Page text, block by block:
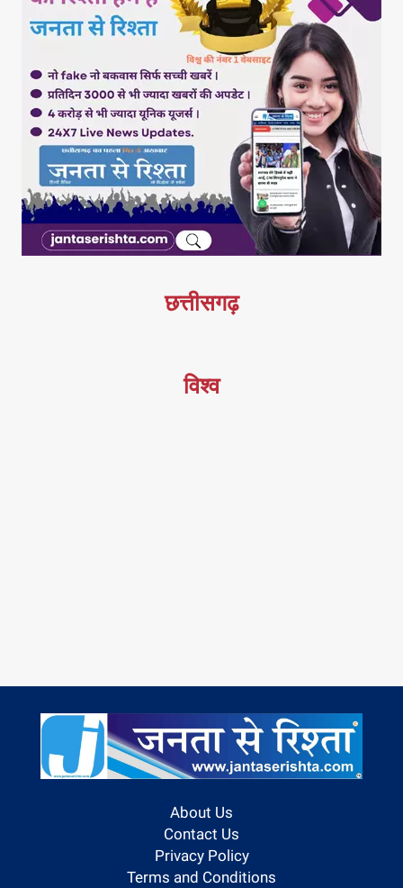
छत्तीसगढ़
विश्व
About Us
Contact Us
Privacy Policy
Terms and Conditions